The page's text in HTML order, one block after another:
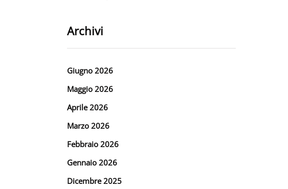
Archivi
Giugno 2026
Maggio 2026
Aprile 2026
Marzo 2026
Febbraio 2026
Gennaio 2026
Dicembre 2025